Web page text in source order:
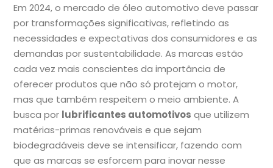
Em 2024, o mercado de óleo automotivo deve passar
por transformações significativas, refletindo as
necessidades e expectativas dos consumidores e as
demandas por sustentabilidade. As marcas estão
cada vez mais conscientes da importância de
oferecer produtos que não só protejam o motor,
mas que também respeitem o meio ambiente. A
busca por lubrificantes automotivos que utilizem
matérias-primas renováveis e que sejam
biodegradáveis deve se intensificar, fazendo com
que as marcas se esforcem para inovar nesse